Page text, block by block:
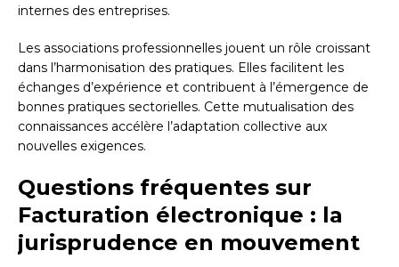
internes des entreprises.
Les associations professionnelles jouent un rôle croissant
dans l’harmonisation des pratiques. Elles facilitent les
échanges d’expérience et contribuent à l’émergence de
bonnes pratiques sectorielles. Cette mutualisation des
connaissances accélère l’adaptation collective aux
nouvelles exigences.
Questions fréquentes sur
Facturation électronique : la
jurisprudence en mouvement